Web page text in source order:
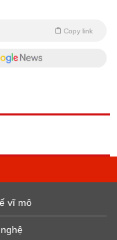
Copy link
vĩ mô